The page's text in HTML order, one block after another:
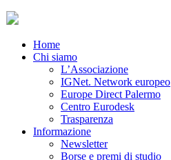
Home
Chi siamo
L’Associazione
IGNet. Network europeo
Europe Direct Palermo
Centro Eurodesk
Trasparenza
Informazione
Newsletter
Borse e premi di studio